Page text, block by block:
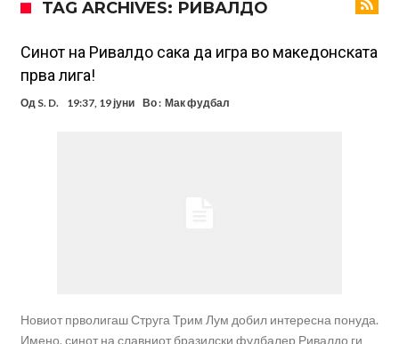
повлекуваат, а Зверев веднаш се „распадна“
Реал Мадрид донесе одлука: Eндрик заминува во Премиер
лигата!
(ФОТО) Тажна вест од Аргентина: Голема загуба во семејството
на Меси
Мурињо воведува строга дисциплина во Реал Мадрид: Ова се
трите нови правила за успех
Целосна војна: Барса го растура најважниот летен трансфер на
TAG ARCHIVES: РИВАЛДО
Синот на Ривалдо сака да игра во македонската
прва лига!
Од S. D. 19:37, 19 јуни Во : Мак фудбал
Новиот прволигаш Струга Трим Лум добил интересна понуда.
Имено, синот на славниот бразилски фудбалер Ривалдо ги